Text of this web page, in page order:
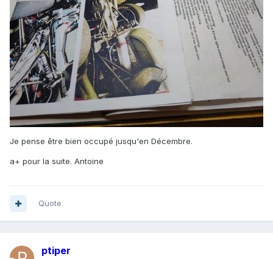
Je pense être bien occupé jusqu'en Décembre.
a+ pour la suite. Antoine
Quote
ptiper